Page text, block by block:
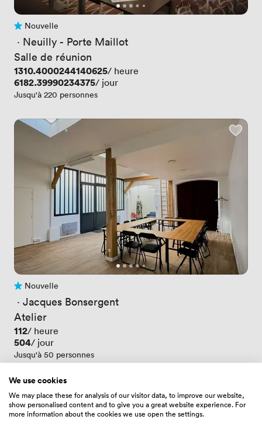
Pas encore d'avis
Nouvelle
· Neuilly - Porte Maillot
Salle de réunion
Prix
1310.4000244140625/ heure
Prix
6182.39990234375/ jour
Jusqu'à 220 personnes
Pas encore d'avis
Nouvelle
· Jacques Bonsergent
Atelier
Prix
112/ heure
Prix
504/ jour
Jusqu'à 50 personnes
We use cookies
We may place these for analysis of our visitor data, to improve our website,
show personalised content and to give you a great website experience. For
more information about the cookies we use open the settings.